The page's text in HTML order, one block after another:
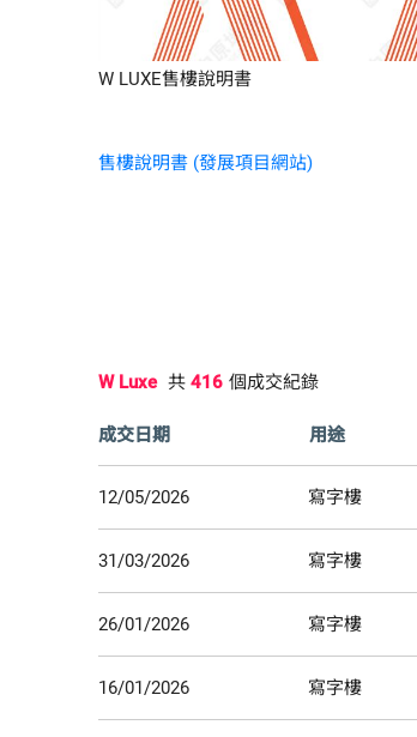
W LUXE售樓說明書
售樓說明書 (發展項目網站)
W Luxe 共 416 個成交紀錄
成交日期 用途
12/05/2026 寫字樓
31/03/2026 寫字樓
26/01/2026 寫字樓
16/01/2026 寫字樓